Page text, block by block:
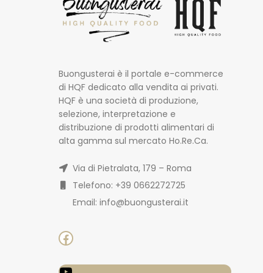
Buongusterai è il portale e-commerce
di HQF dedicato alla vendita ai privati.
HQF è una società di produzione,
selezione, interpretazione e
distribuzione di prodotti alimentari di
alta gamma sul mercato Ho.Re.Ca.
Via di Pietralata, 179 – Roma
Telefono: +39 0662272725
Email: info@buongusterai.it